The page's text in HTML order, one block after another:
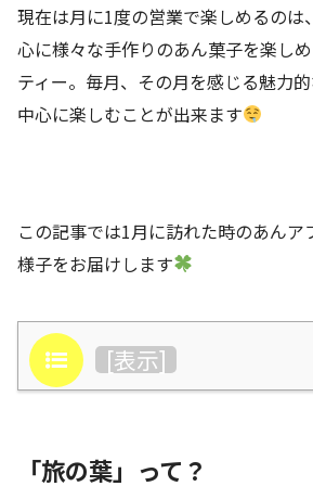
現在は月に1度の営業で楽しめるのは
心に様々な手作りのあん菓子を楽し
ティー。毎月、その月を感じる魅力
中心に楽しむことが出来ます
この記事では1月に訪れた時のあんア
様子をお届けします
目次 [表示]
「旅の葉」って？